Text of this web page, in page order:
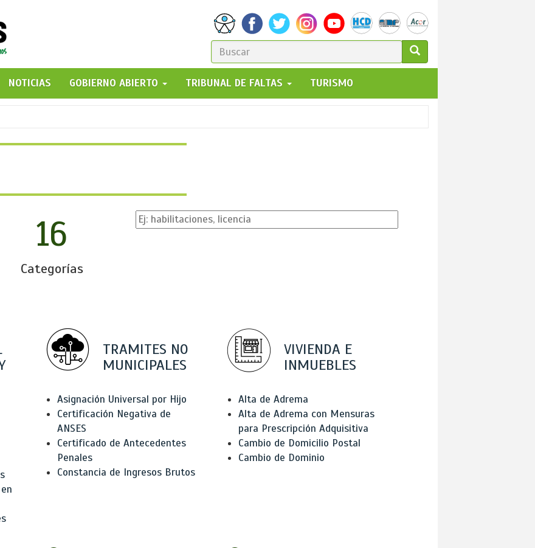
FORMULARIO
DE
BÚSQUEDA
GO!
NOTICIAS GOBIERNO ABIERTO TRIBUNAL DE FALTAS TURISMO
16
Categorías
TRAMITES NO
MUNICIPALES
Asignación Universal por Hijo
Certificación Negativa de
ANSES
Certificado de Antecedentes
Penales
Constancia de Ingresos Brutos
VIVIENDA E
INMUEBLES
Alta de Adrema
Alta de Adrema con Mensuras
para Prescripción Adquisitiva
Cambio de Domicilio Postal
Cambio de Dominio